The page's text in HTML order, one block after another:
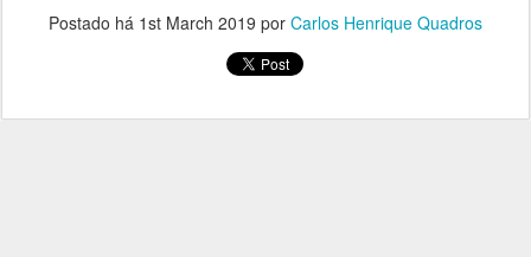
Postado há 1st March 2019 por Carlos Henrique Quadros